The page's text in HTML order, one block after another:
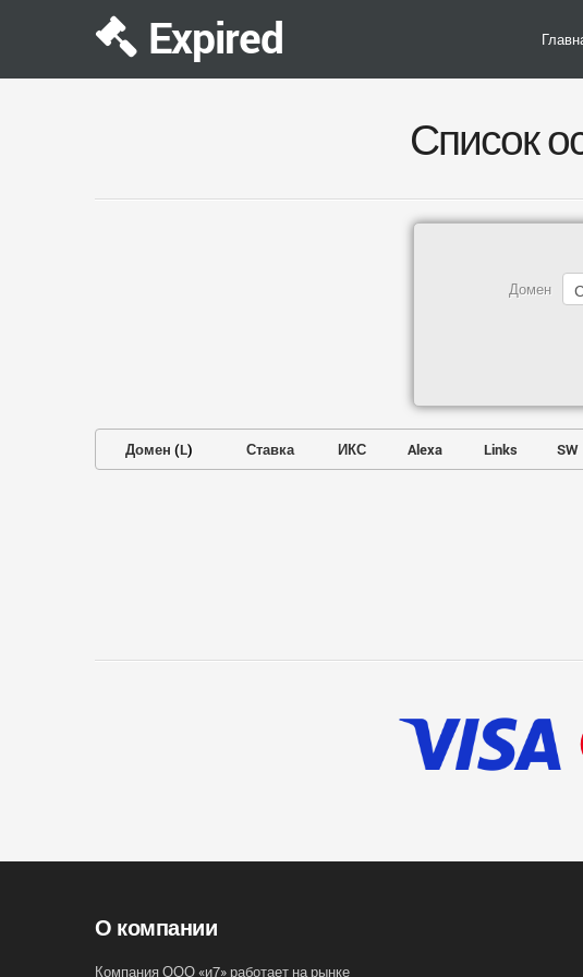
Expired
Список
Домен
Домен (L) Ставка ИКС Alexa Links SW
О компании
Компания ООО «и7» работает на рынке